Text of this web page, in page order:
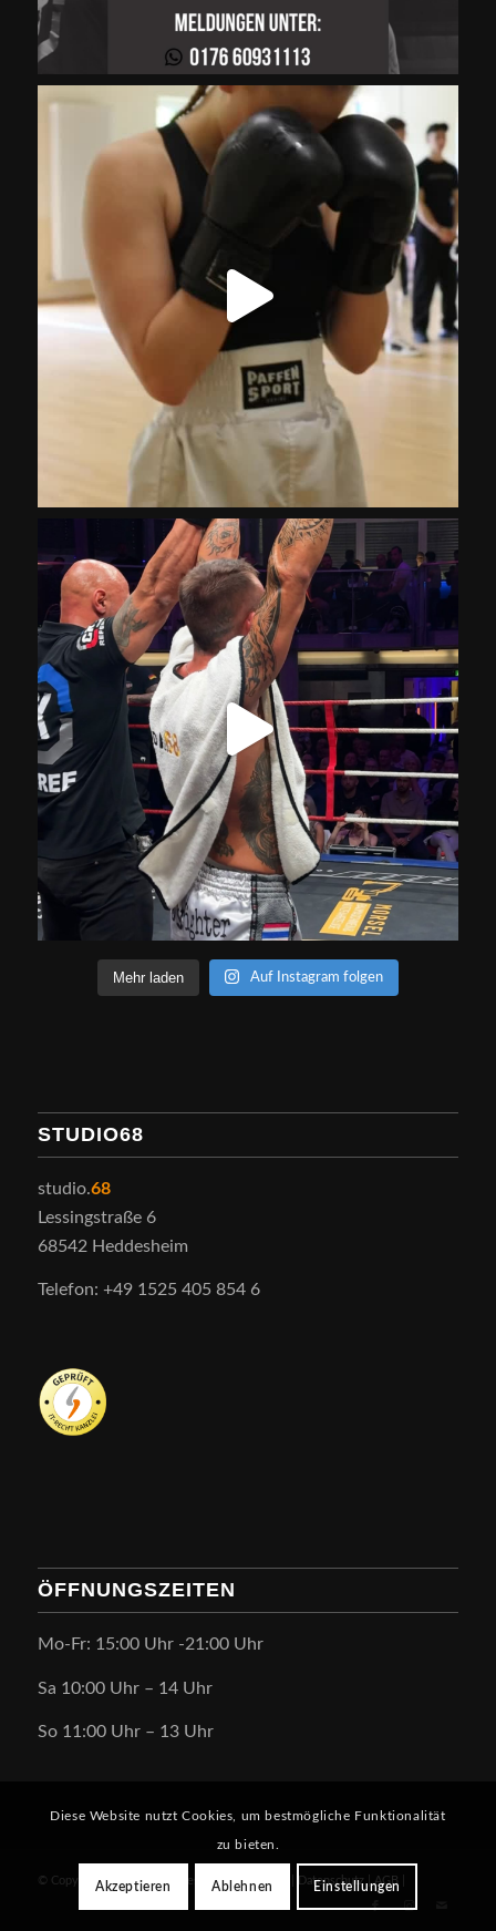
Mehr laden Auf Instagram folgen
STUDIO68
studio.68
Lessingstraße 6
68542 Heddesheim
Telefon: +49 1525 405 854 6
ÖFFNUNGSZEITEN
Mo-Fr: 15:00 Uhr -21:00 Uhr
Sa 10:00 Uhr – 14 Uhr
So 11:00 Uhr – 13 Uhr
© Copyright Studio68 Heddesheim Impressum Datenschutz AGB
Diese Website nutzt Cookies, um bestmögliche Funktionalität
zu bieten.
Akzeptieren Ablehnen Einstellungen